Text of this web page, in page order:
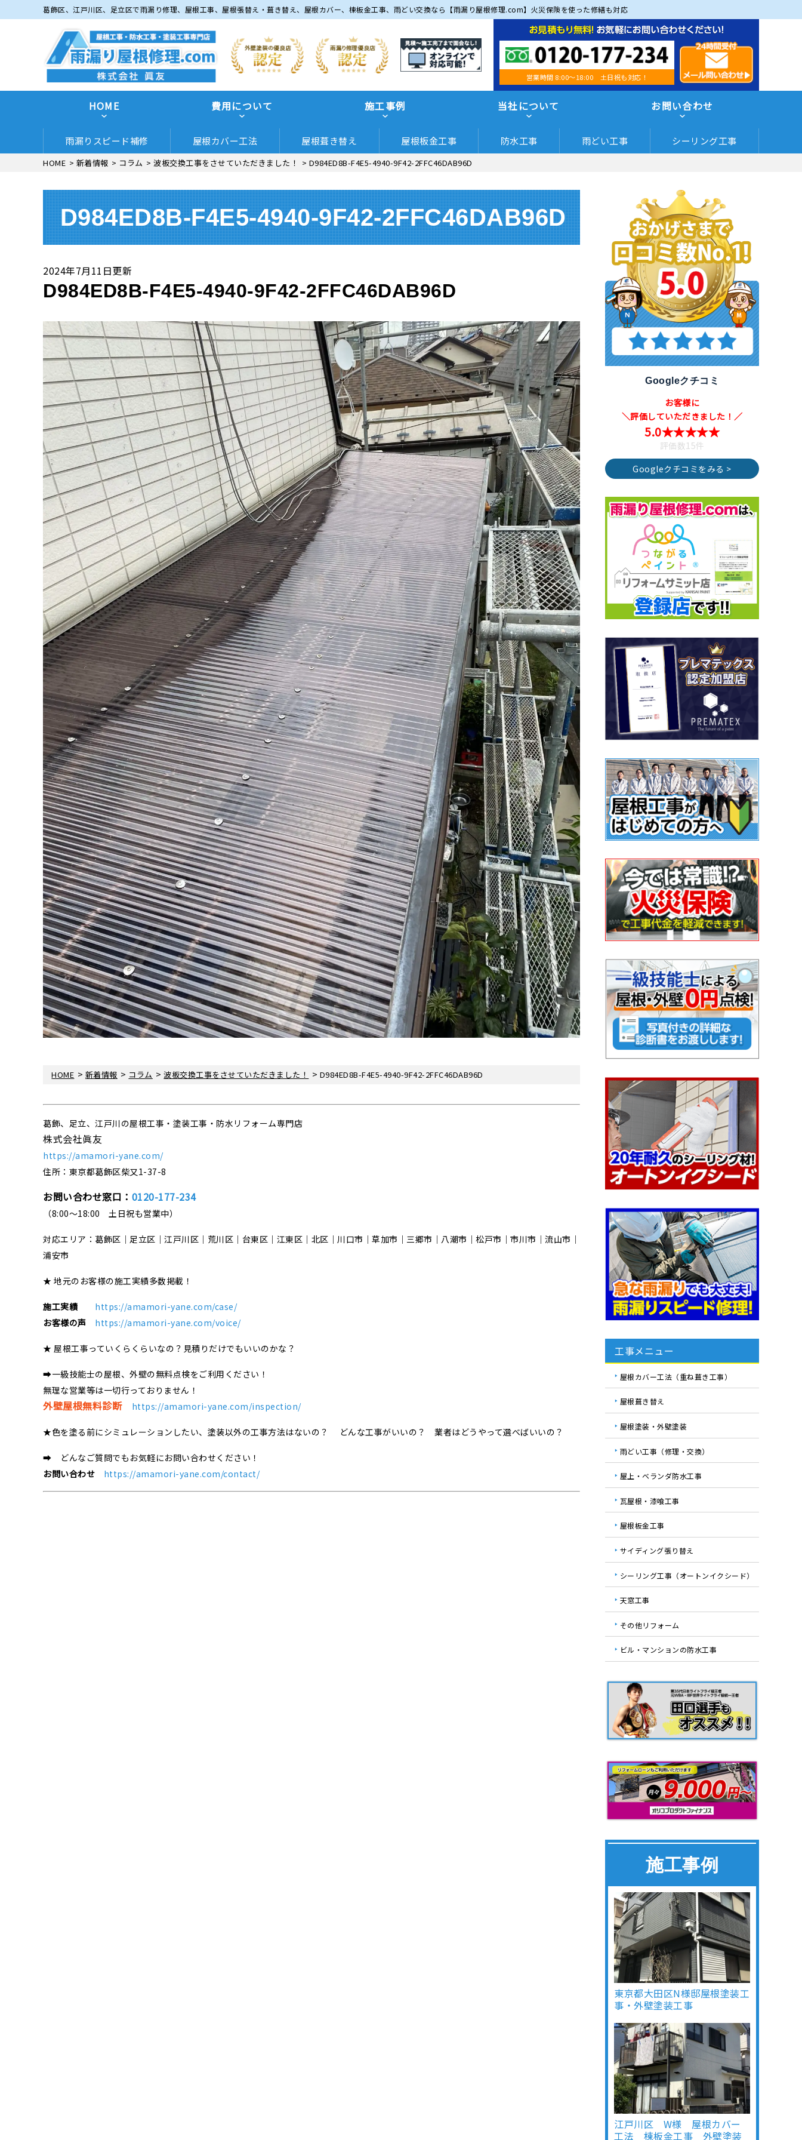
葛飾区、江戸川区、足立区で雨漏り修理、屋根工事、屋根張替え・葺き替え、屋根カバー、棟板金工事、雨どい交換なら【雨漏り屋根修理.com】火災保険を使った修繕も対応
営業時間 8:00～18:00 土日祝も対応！
HOME 費用について 施工事例 当社について お問い合わせ
雨漏りスピード補修 屋根カバー工法 屋根葺き替え 屋根板金工事 防水工事 雨どい工事 シーリング工事
HOME > 新着情報 > コラム > 波板交換工事をさせていただきました！ > D984ED8B-F4E5-4940-9F42-2FFC46DAB96D
D984ED8B-F4E5-4940-9F42-2FFC46DAB96D
2024年7月11日更新
D984ED8B-F4E5-4940-9F42-2FFC46DAB96D
HOME > 新着情報 > コラム >波板交換工事をさせていただきました！ > D984ED8B-F4E5-4940-9F42-2FFC46DAB96D
葛飾、足立、江戸川の屋根工事・塗装工事・防水リフォーム専門店
株式会社眞友
https://amamori-yane.com/
住所：東京都葛飾区柴又1-37-8
お問い合わせ窓口： 0120-177-234
（8:00～18:00 土日祝も営業中）
対応エリア：葛飾区｜足立区｜江戸川区｜荒川区｜台東区｜江東区｜北区｜川口市｜草加市｜三郷市｜八潮市｜松⼾市｜市川市｜流⼭市｜
浦安市
★ 地元のお客様の施工実績多数掲載！
施工実績
https://amamori-yane.com/case/
お客様の声
https://amamori-yane.com/voice/
★ 屋根工事っていくらくらいなの？見積りだけでもいいのかな？
➡一級技能士の屋根、外壁の無料点検をご利用ください！
無理な営業等は一切行っておりません！
外壁屋根無料診断 https://amamori-yane.com/inspection/
★色を塗る前にシミュレーションしたい、塗装以外の工事方法はないの？ どんな工事がいいの？ 業者はどうやって選べばいいの？
➡ どんなご質問でもお気軽にお問い合わせください！
お問い合わせ
https://amamori-yane.com/contact/
Googleクチコミ
お客様に
＼評価していただきました！／
5.0★★★★★
評価数15件
Googleクチコミをみる >
工事メニュー
屋根カバー工法（重ね葺き工事）
屋根葺き替え
屋根塗装・外壁塗装
雨どい工事（修理・交換）
屋上・ベランダ防水工事
瓦屋根・漆喰工事
屋根板金工事
サイディング張り替え
シーリング工事（オートンイクシード）
天窓工事
その他リフォーム
ビル・マンションの防水工事
施工事例
東京都大田区N様邸屋根塗装工
事・外壁塗装工事
江戸川区 W様 屋根カバー
工法 棟板金工事 外壁塗装